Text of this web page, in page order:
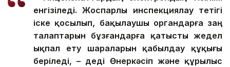
енгізіледі. Жоспарлы инспекциялау тетігі
іске қосылып, бақылаушы органдарға заң
талаптарын бұзғандарға қатысты жедел
ықпал ету шараларын қабылдау құқығы
беріледі, – деді Өнеркәсіп және құрылыс